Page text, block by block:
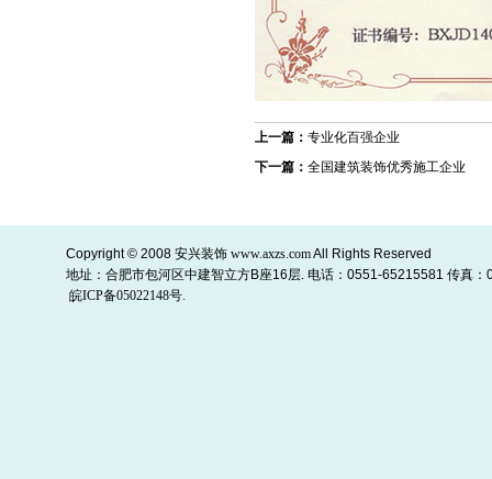
上一篇： 专业化百强企业
下一篇： 全国建筑装饰优秀施工企业
Copyright © 2008 安兴装饰 www.axzs.comAll Rights Reserved
地址：合肥市包河区中建智立方B座16层. 电话：0551-65215581 传真
皖ICP备05022148号.